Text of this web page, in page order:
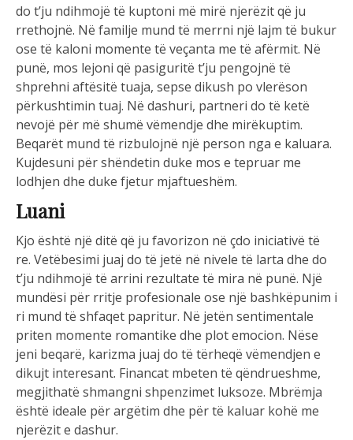
do t’ju ndihmojë të kuptoni më mirë njerëzit që ju
rrethojnë. Në familje mund të merrni një lajm të bukur
ose të kaloni momente të veçanta me të afërmit. Në
punë, mos lejoni që pasiguritë t’ju pengojnë të
shprehni aftësitë tuaja, sepse dikush po vlerëson
përkushtimin tuaj. Në dashuri, partneri do të ketë
nevojë për më shumë vëmendje dhe mirëkuptim.
Beqarët mund të rizbulojnë një person nga e kaluara.
Kujdesuni për shëndetin duke mos e tepruar me
lodhjen dhe duke fjetur mjaftueshëm.
Luani
Kjo është një ditë që ju favorizon në çdo iniciativë të
re. Vetëbesimi juaj do të jetë në nivele të larta dhe do
t’ju ndihmojë të arrini rezultate të mira në punë. Një
mundësi për rritje profesionale ose një bashkëpunim i
ri mund të shfaqet papritur. Në jetën sentimentale
priten momente romantike dhe plot emocion. Nëse
jeni beqarë, karizma juaj do të tërheqë vëmendjen e
dikujt interesant. Financat mbeten të qëndrueshme,
megjithatë shmangni shpenzimet luksoze. Mbrëmja
është ideale për argëtim dhe për të kaluar kohë me
njerëzit e dashur.